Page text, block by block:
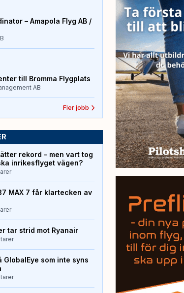
– Amapola Flyg AB /
till Bromma Flygplats
AB
Fler jobb
rekord – men vart tog
inrikesflyget vägen?
MAX 7 får klartecken av
tar strid mot Ryanair
GlobalEye som inte syns